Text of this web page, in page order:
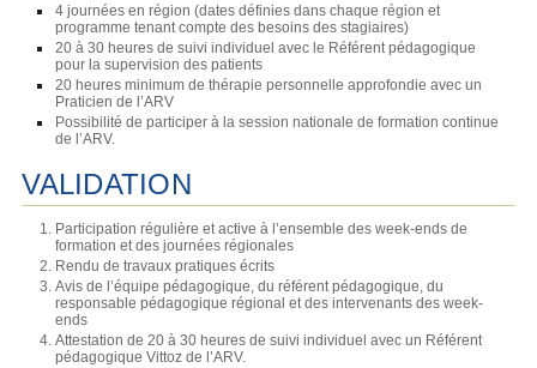
4 journées en région (dates définies dans chaque région et
programme tenant compte des besoins des stagiaires)
20 à 30 heures de suivi individuel avec le Référent pédagogique
pour la supervision des patients
20 heures minimum de thérapie personnelle approfondie avec un
Praticien de l’ARV
Possibilité de participer à la session nationale de formation continue
de l’ARV.
VALIDATION
Participation régulière et active à l’ensemble des week-ends de
formation et des journées régionales
Rendu de travaux pratiques écrits
Avis de l’équipe pédagogique, du référent pédagogique, du
responsable pédagogique régional et des intervenants des week-
ends
Attestation de 20 à 30 heures de suivi individuel avec un Référent
pédagogique Vittoz de l’ARV.